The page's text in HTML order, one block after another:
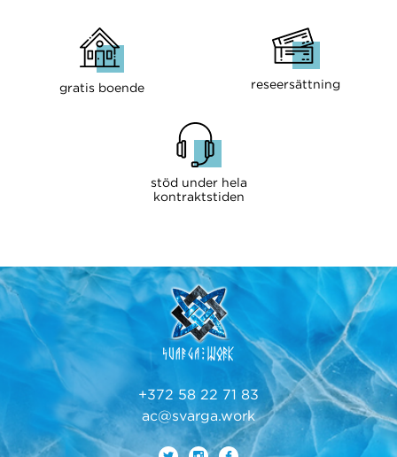
gratis boende reseersättning
stöd under hela
kontraktstiden
+372 58 22 71 83
ac@svarga.work